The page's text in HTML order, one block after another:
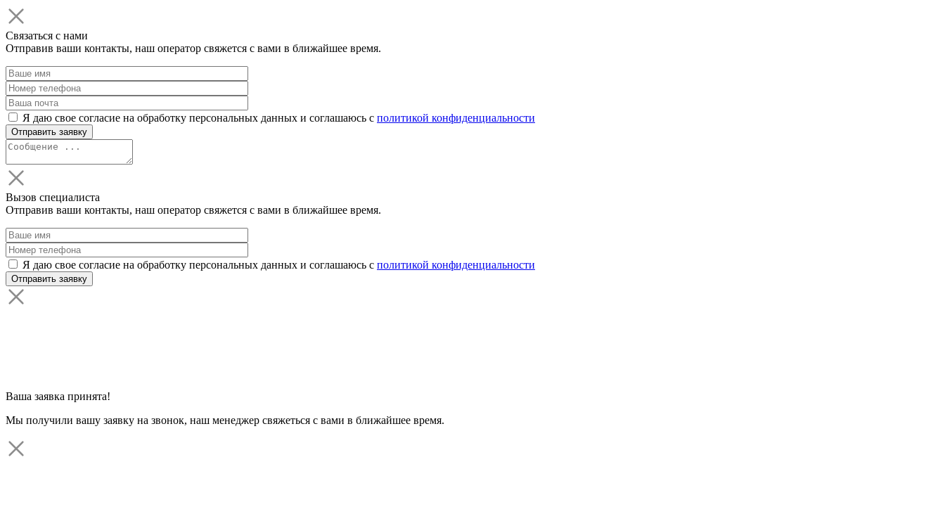
Связаться с нами
Отправив ваши контакты, наш оператор свяжется с вами в ближайшее время.
Я даю свое согласие на обработку персональных данных и соглашаюсь с политикой конфиденциальности
Вызов специалиста
Отправив ваши контакты, наш оператор свяжется с вами в ближайшее время.
Я даю свое согласие на обработку персональных данных и соглашаюсь с политикой конфиденциальности
Ваша заявка принята!
Мы получили вашу заявку на звонок, наш менеджер свяжеться с вами в ближайшее время.